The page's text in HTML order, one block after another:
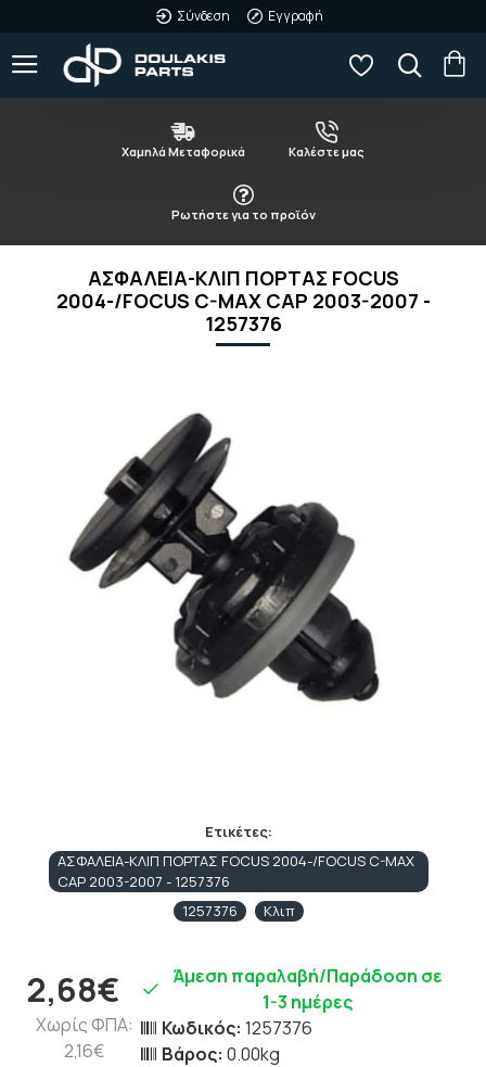
Σύνδεση Εγγραφή
Χαμηλά Μεταφορικά Καλέστε μας
Ρωτήστε για το προϊόν
ΑΣΦΑΛΕΙΑ-ΚΛΙΠ ΠΟΡΤΑΣ FOCUS
2004-/FOCUS C-MAX CAP 2003-2007 -
1257376
Ετικέτες:
ΑΣΦΑΛΕΙΑ-ΚΛΙΠ ΠΟΡΤΑΣ FOCUS 2004-/FOCUS C-MAX
CAP 2003-2007 - 1257376
1257376
Κλιπ
2,68€
Χωρίς ΦΠΑ:
2,16€
Άμεση παραλαβή/Παράδοση σε
1-3 ημέρες
Κωδικός: 1257376
Βάρος: 0.00kg